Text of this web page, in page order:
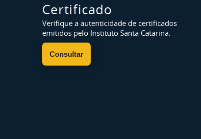
Certificado
Verifique a autenticidade de certificados
emitidos pelo Instituto Santa Catarina.
Consultar